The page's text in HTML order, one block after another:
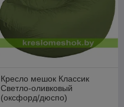
Кресло мешок Классик
Светло-оливковый
(оксфорд/дюспо)